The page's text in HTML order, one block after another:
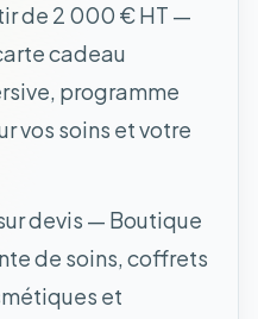
de 2 000 € HT —
cadeau
programme
vos soins et votre
devis — Boutique
de soins, coffrets
et